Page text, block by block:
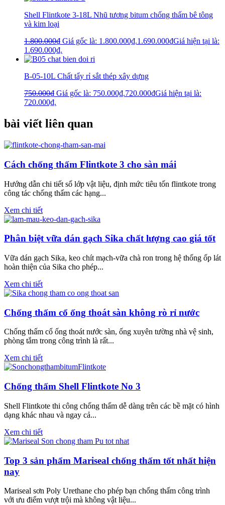
Shell Flintkote 3-18L Nhũ tương bitum chống thấm bê tông
và kim loại
1.800.000₫ Giá gốc là: 1.800.000₫.1.690.000₫Giá hiện tại là:
1.690.000₫.
B-05-10L Chất tẩy rỉ sắt thép xây dựng
750.000₫ Giá gốc là: 750.000₫.720.000₫Giá hiện tại là:
720.000₫.
bài viết liên quan
Cách chống thấm Flintkote 3 cho sàn mái
Hướng dẫn chi tiết số lớp vật liệu, định mức tiêu tốn flintkote trong
công tác chống thấm các hạng...
Xem chi tiết
Phân biệt vữa dán gạch Sika chất lượng cao giá tốt
Vữa dán gạch Sika, keo chít mạch-vữa chà ron trong hệ thống ốp lát
hoàn thiện của Sika cho phép...
Xem chi tiết
Chống thấm cổ ống thoát sàn không rò rỉ nước
Chống thấm cổ ống thoát nước sàn, ống xuyên tường nhà vệ sinh,
phòng tắm trong công trình là rất...
Xem chi tiết
Chống thấm Shell Flintkote No 3
Shell Flintkote thi công chống thấm dễ dàng trên các bề mặt có hình
dạng khác nhau và ngay cả...
Xem chi tiết
Top 3 sản phẩm Mariseal chống thấm tốt nhất hiện
nay
Mariseal sơn Poly Urethane cho phép bạn chống thấm công trình
với ưu điểm vượt trội mà không vật liệu...